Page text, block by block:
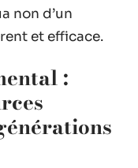
non d’un
et efficace.
: